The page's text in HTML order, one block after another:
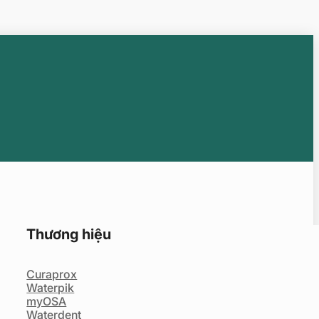
Thương hiệu
Curaprox
Waterpik
myOSA
Waterdent